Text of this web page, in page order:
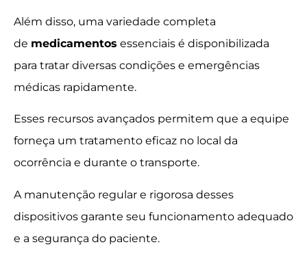
Além disso, uma variedade completa
de medicamentos essenciais é disponibilizada
para tratar diversas condições e emergências
médicas rapidamente.
Esses recursos avançados permitem que a equipe
forneça um tratamento eficaz no local da
ocorrência e durante o transporte.
A manutenção regular e rigorosa desses
dispositivos garante seu funcionamento adequado
e a segurança do paciente.